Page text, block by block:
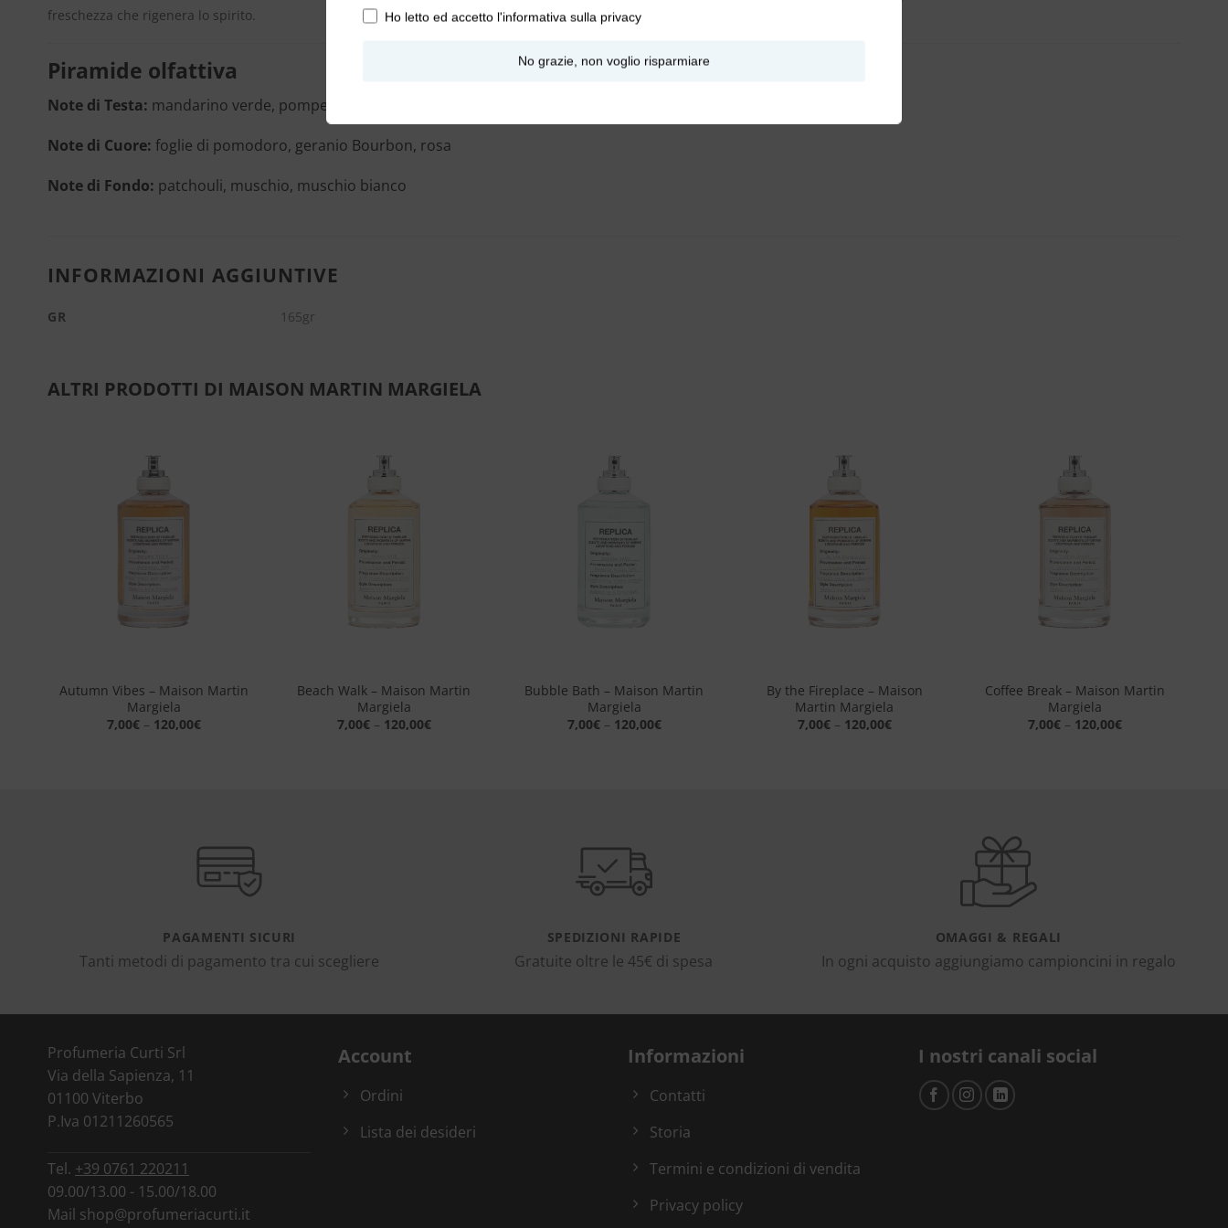
freschezza che rigenera lo spirito.
Piramide olfattiva
Note di Testa: mandarino verde, pompelmo, ribes nero
Note di Cuore: foglie di pomodoro, geranio Bourbon, rosa
Note di Fondo: patchouli, muschio, muschio bianco
INFORMAZIONI AGGIUNTIVE
GR 165gr
ALTRI PRODOTTI DI MAISON MARTIN MARGIELA
Autumn Vibes – Maison Martin
Margiela
7,00€– 120,00€
Beach Walk – Maison Martin
Margiela
7,00€– 120,00€
Bubble Bath – Maison Martin
Margiela
7,00€– 120,00€
By the Fireplace – Maison
Martin Margiela
7,00€– 120,00€
Coffee Break – Maison Martin
Margiela
7,00€– 120,00€
PAGAMENTI SICURI
Tanti metodi di pagamento tra cui scegliere
SPEDIZIONI RAPIDE
Gratuite oltre le 45€ di spesa
OMAGGI & REGALI
In ogni acquisto aggiungiamo campioncini in regalo
Profumeria Curti Srl
Via della Sapienza, 11
01100 Viterbo
P.Iva 01211260565
Tel. +39 0761 220211
09.00/13.00 - 15.00/18.00
Mail shop@profumeriacurti.it
Account
Ordini
Lista dei desideri
Informazioni
Contatti
Storia
Termini e condizioni di vendita
Privacy policy
I nostri canali social
Ho letto ed accetto l'informativa sulla privacy
No grazie, non voglio risparmiare